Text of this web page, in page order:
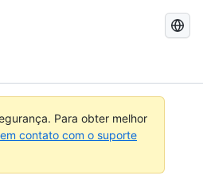
Pesquisar
Para obter melhor
contato com o suporte